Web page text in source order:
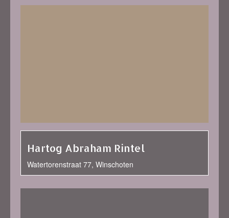
Hartog Abraham Rintel
Watertorenstraat 77, Winschoten